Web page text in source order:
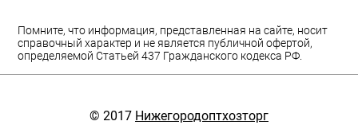
Помните, что информация, представленная на сайте, носит
справочный характер и не является публичной офертой,
определяемой Статьей 437 Гражданского кодекса РФ.
© 2017 Нижегородоптхозторг